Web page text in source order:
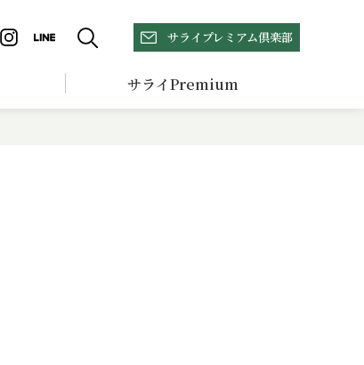
サライプレミアム倶楽部
サライPremium